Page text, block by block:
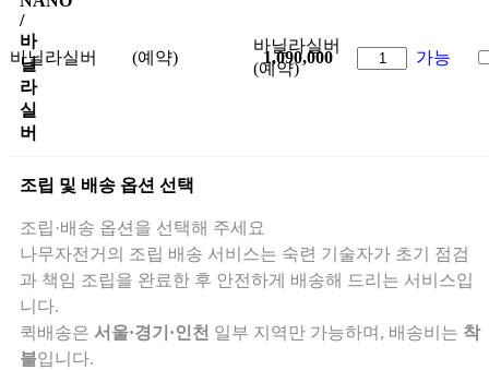
/
바
닐
라
실
버
바닐라실버 (예약)
바닐라실버
(예약)
1,090,000 가능
조립 및 배송 옵션 선택
조립·배송 옵션을 선택해 주세요
나무자전거의 조립 배송 서비스는 숙련 기술자가 초기 점검
과 책임 조립을 완료한 후 안전하게 배송해 드리는 서비스입
니다.
퀵배송은 서울·경기·인천 일부 지역만 가능하며, 배송비는 착
불입니다.